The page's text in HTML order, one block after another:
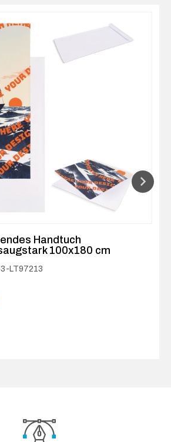
Handtuch
100x180 cm
LT97213